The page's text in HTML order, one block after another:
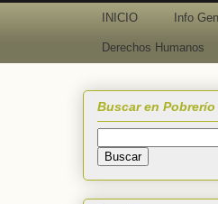
INICIO Info
Derechos Humanos
Buscar en Pobrerío